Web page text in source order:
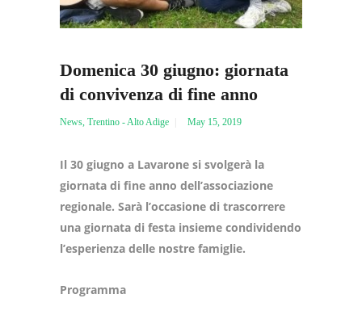
Domenica 30 giugno: giornata
di convivenza di fine anno
News Trentino - Alto Adige May 15, 2019
Il 30 giugno a Lavarone si svolgerà la
giornata di fine anno dell’associazione
regionale. Sarà l’occasione di trascorrere
una giornata di festa insieme condividendo
l’esperienza delle nostre famiglie.
Programma